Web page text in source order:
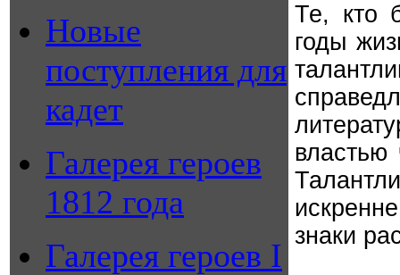
Новые
поступления для
кадет
Галерея героев
1812 года
Галерея героев I
Те, кто
годы
властью
знаки